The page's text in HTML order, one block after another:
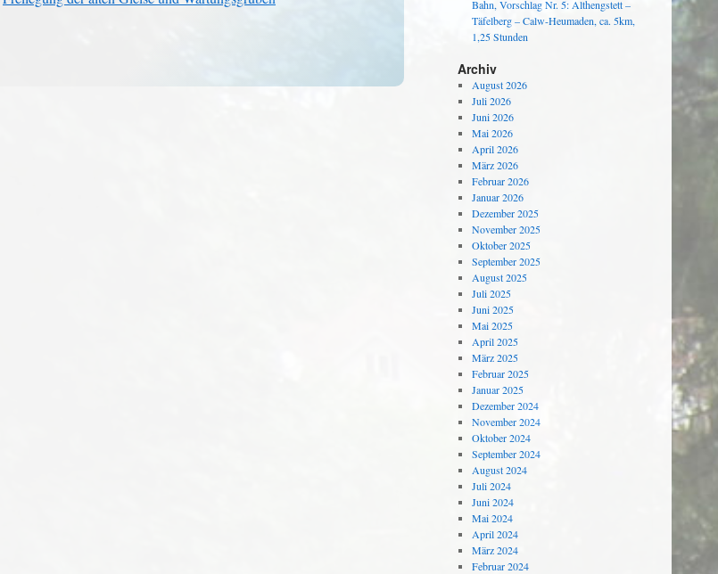
Bahn, Vorschlag Nr. 5: Althengstett –
Täfelberg – Calw-Heumaden, ca. 5km,
1,25 Stunden
Archiv
August 2026
Juli 2026
Juni 2026
Mai 2026
April 2026
März 2026
Februar 2026
Januar 2026
Dezember 2025
November 2025
Oktober 2025
September 2025
August 2025
Juli 2025
Juni 2025
Mai 2025
April 2025
März 2025
Februar 2025
Januar 2025
Dezember 2024
November 2024
Oktober 2024
September 2024
August 2024
Juli 2024
Juni 2024
Mai 2024
April 2024
März 2024
Februar 2024